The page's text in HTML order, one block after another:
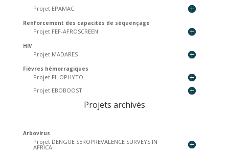
Projet EPAMAC
Renforcement des capacités de séquençage
Projet FEF-AFROSCREEN
HIV
Projet MADARES
Fièvres hémorragiques
Projet FILOPHYTO
Projet EBOBOOST
Projets archivés
Arbovirus
Projet DENGUE SEROPREVALENCE SURVEYS IN
AFRICA